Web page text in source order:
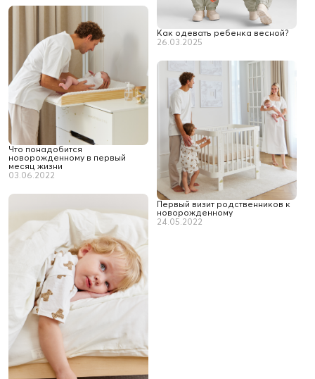
Как одевать ребенка весной?
26.03.2025
Что понадобится
новорожденному в первый
месяц жизни
03.06.2022
Первый визит родственников к
новорожденному
24.05.2022